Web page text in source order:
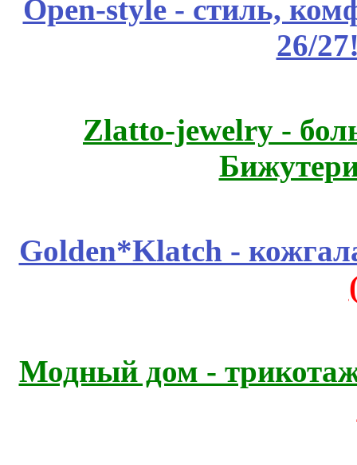
Open-style - стиль,
26/
Zlatto-jewelry -
Golden*Klatch -
Модный дом -